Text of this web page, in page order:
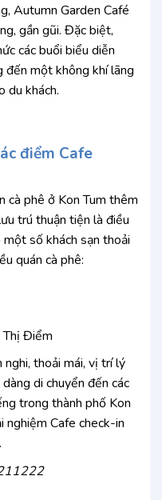
Autumn Garden Café
gần gũi. Đặc biệt,
các buổi biểu diễn
đến một không khí lãng
du khách.
điểm Cafe
cà phê ở Kon Tum thêm
trú thuận tiện là điều
số khách sạn thoải
quán cà phê:
Điểm
nghi, thoải mái, vị trí lý
di chuyển đến các
trong thành phố Kon
nghiệm Cafe check-in